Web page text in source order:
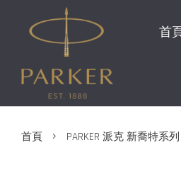
首
首頁 › PARKER 派克 新喬特系